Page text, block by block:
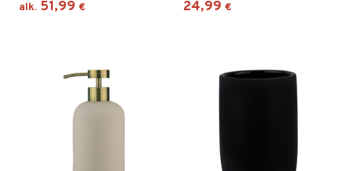
alk. 51,99 € 24,99 €